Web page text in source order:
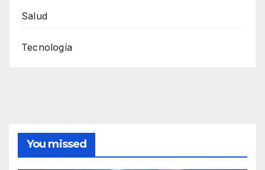
Salud
Tecnología
You missed